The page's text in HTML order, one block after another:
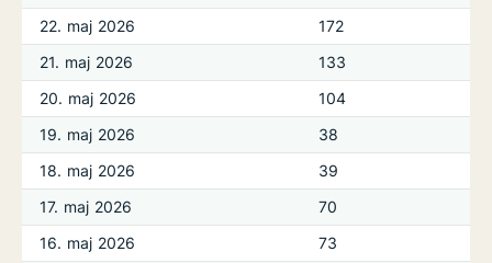
22. maj 2026
172
21. maj 2026
133
20. maj 2026
104
19. maj 2026
38
18. maj 2026
39
17. maj 2026
70
16. maj 2026
73